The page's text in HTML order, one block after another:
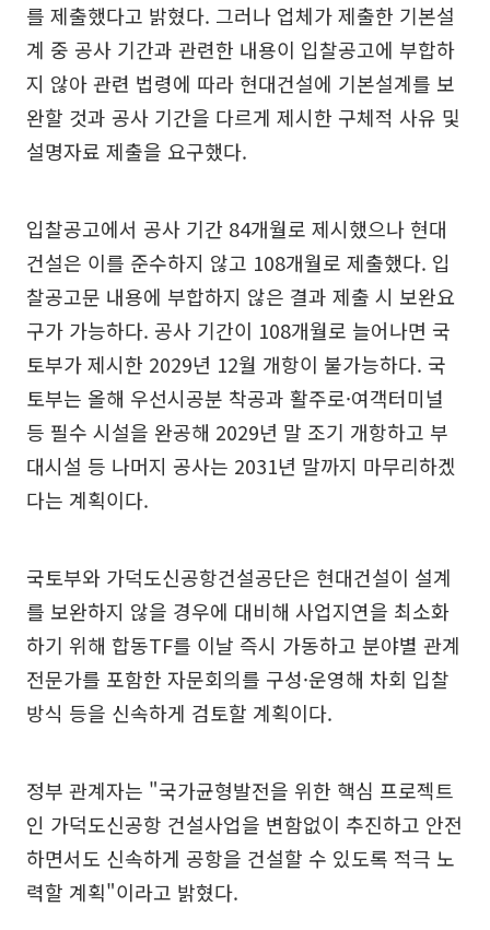
를 제출했다고 밝혔다. 그러나 업체가 제출한 기본설
계 중 공사 기간과 관련한 내용이 입찰공고에 부합하
지 않아 관련 법령에 따라 현대건설에 기본설계를 보
완할 것과 공사 기간을 다르게 제시한 구체적 사유 및
설명자료 제출을 요구했다.
입찰공고에서 공사 기간 84개월로 제시했으나 현대
건설은 이를 준수하지 않고 108개월로 제출했다. 입
찰공고문 내용에 부합하지 않은 결과 제출 시 보완요
구가 가능하다. 공사 기간이 108개월로 늘어나면 국
토부가 제시한 2029년 12월 개항이 불가능하다. 국
토부는 올해 우선시공분 착공과 활주로·여객터미널
등 필수 시설을 완공해 2029년 말 조기 개항하고 부
대시설 등 나머지 공사는 2031년 말까지 마무리하겠
다는 계획이다.
국토부와 가덕도신공항건설공단은 현대건설이 설계
를 보완하지 않을 경우에 대비해 사업지연을 최소화
하기 위해 합동TF를 이날 즉시 가동하고 분야별 관계
전문가를 포함한 자문회의를 구성·운영해 차회 입찰
방식 등을 신속하게 검토할 계획이다.
정부 관계자는 "국가균형발전을 위한 핵심 프로젝트
인 가덕도신공항 건설사업을 변함없이 추진하고 안전
하면서도 신속하게 공항을 건설할 수 있도록 적극 노
력할 계획"이라고 밝혔다.